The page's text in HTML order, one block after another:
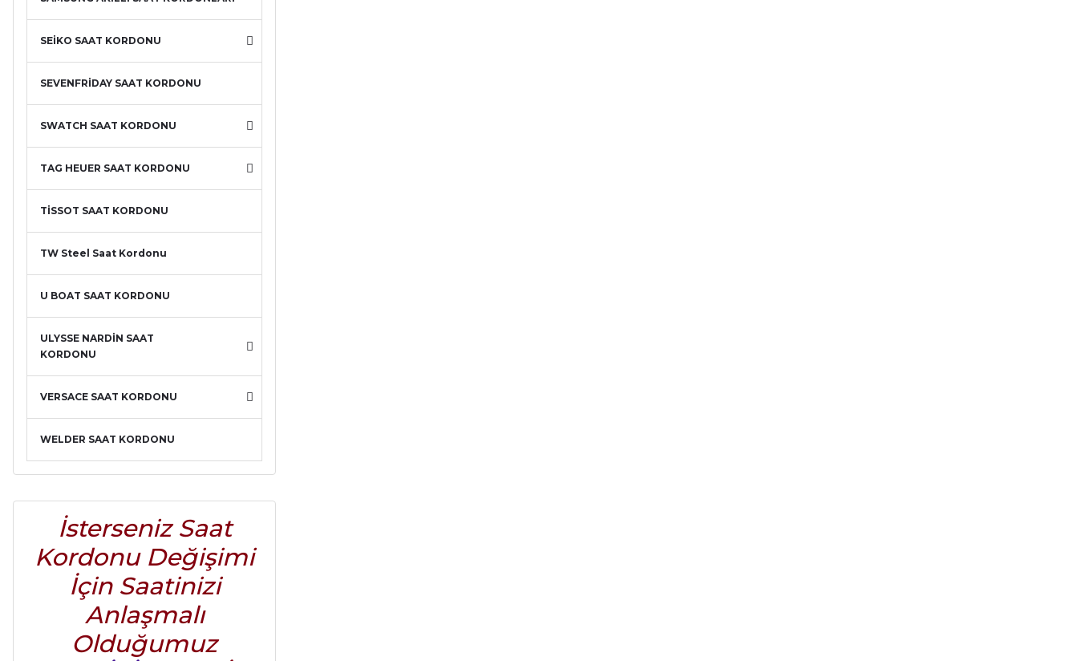
SEİKO SAAT KORDONU
SEVENFRİDAY SAAT KORDONU
SWATCH SAAT KORDONU
TAG HEUER SAAT KORDONU
TİSSOT SAAT KORDONU
TW Steel Saat Kordonu
U BOAT SAAT KORDONU
ULYSSE NARDİN SAAT
KORDONU
VERSACE SAAT KORDONU
WELDER SAAT KORDONU
İsterseniz Saat
Kordonu Değişimi
İçin Saatinizi
Anlaşmalı
Olduğumuz